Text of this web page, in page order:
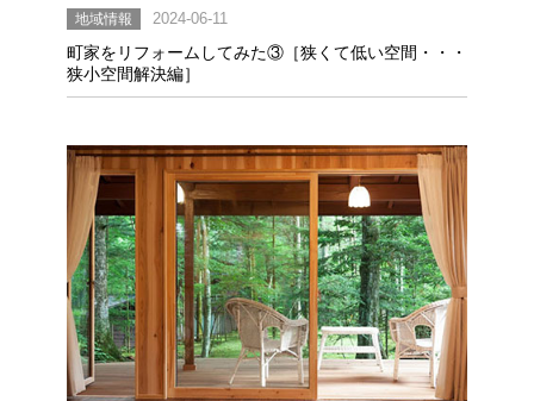
地域情報 2024-06-11
町家をリフォームしてみた③［狭くて低い空間・・・
狭小空間解決編］